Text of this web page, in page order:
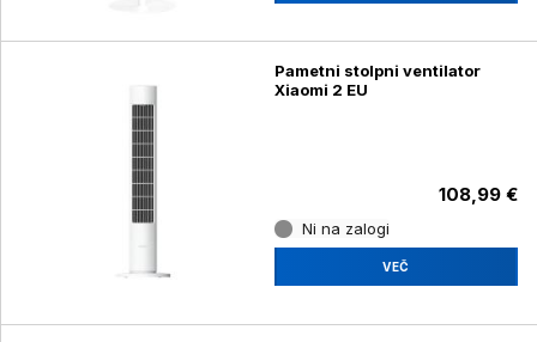
Pametni stolpni ventilator
Xiaomi 2 EU
108,99 €
Ni na zalogi
VEČ